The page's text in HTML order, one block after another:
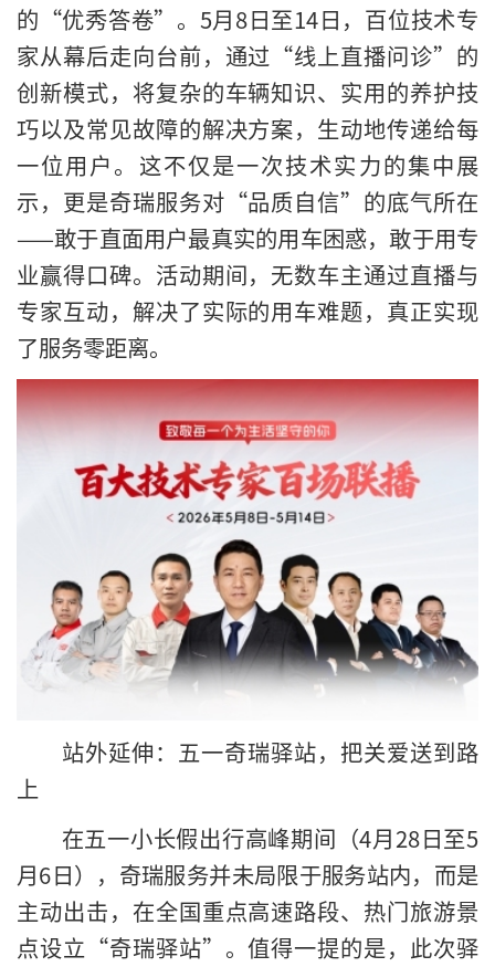
的“优秀答卷”。5月8日至14日，百位技术专
家从幕后走向台前，通过“线上直播问诊”的
创新模式，将复杂的车辆知识、实用的养护技
巧以及常见故障的解决方案，生动地传递给每
一位用户。这不仅是一次技术实力的集中展
示，更是奇瑞服务对“品质自信”的底气所在
——敢于直面用户最真实的用车困惑，敢于用专
业赢得口碑。活动期间，无数车主通过直播与
专家互动，解决了实际的用车难题，真正实现
了服务零距离。
站外延伸：五一奇瑞驿站，把关爱送到路
上
在五一小长假出行高峰期间（4月28日至5
月6日），奇瑞服务并未局限于服务站内，而是
主动出击，在全国重点高速路段、热门旅游景
点设立“奇瑞驿站”。值得一提的是，此次驿